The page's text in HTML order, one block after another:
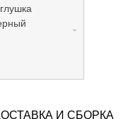
И СБОРКА